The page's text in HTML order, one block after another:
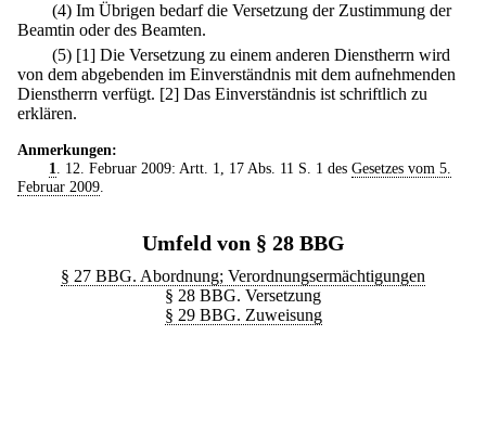
(4) Im Übrigen bedarf die Versetzung der Zustimmung der
Beamtin oder des Beamten.
(5) [1] Die Versetzung zu einem anderen Dienstherrn wird
von dem abgebenden im Einverständnis mit dem aufnehmenden
Dienstherrn verfügt. [2] Das Einverständnis ist schriftlich zu
erklären.
Anmerkungen:
1. 12. Februar 2009: Artt. 1, 17 Abs. 11 S. 1 des Gesetzes vom 5.
Februar 2009.
Umfeld von § 28 BBG
§ 27 BBG. Abordnung; Verordnungsermächtigungen
§ 28 BBG. Versetzung
§ 29 BBG. Zuweisung